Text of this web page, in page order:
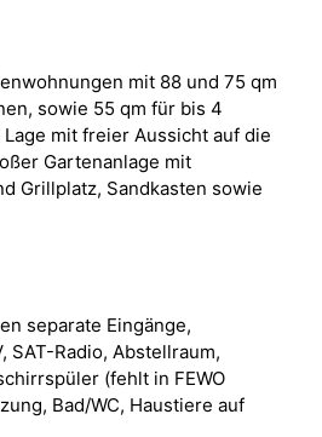
mit 88 und 75 qm
sowie 55 qm für bis 4
mit freier Aussicht auf die
Gartenanlage mit
Grillplatz, Sandkasten sowie
separate Eingänge,
SAT-Radio, Abstellraum,
(fehlt in FEWO
Bad/WC, Haustiere auf